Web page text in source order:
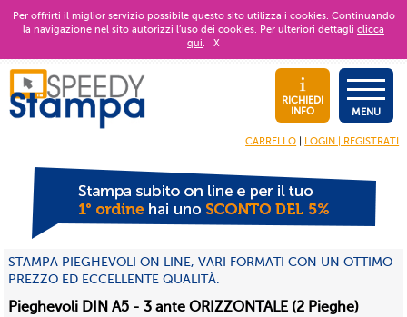
Per offrirti il miglior servizio possibile questo sito utilizza i cookies. Continuando
la navigazione nel sito autorizzi l’uso dei cookies. Per ulteriori dettagli clicca
qui. X
RICHIEDI
INFO
MENU
CARRELLO LOGIN | REGISTRATI
STAMPA PIEGHEVOLI ON LINE, VARI FORMATI CON UN OTTIMO
PREZZO ED ECCELLENTE QUALITÀ.
Pieghevoli DIN A5 - 3 ante ORIZZONTALE (2 Pieghe)